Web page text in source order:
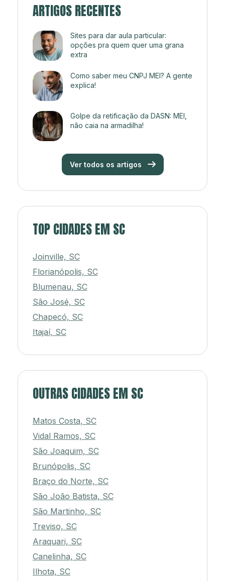
ARTIGOS RECENTES
Sites para dar aula particular:
opções pra quem quer uma grana
extra
Como saber meu CNPJ MEI? A gente
explica!
Golpe da retificação da DASN: MEI,
não caia na armadilha!
Ver todos os artigos
TOP CIDADES EM SC
Joinville, SC
Florianópolis, SC
Blumenau, SC
São José, SC
Chapecó, SC
Itajaí, SC
OUTRAS CIDADES EM SC
Matos Costa, SC
Vidal Ramos, SC
São Joaquim, SC
Brunópolis, SC
Braço do Norte, SC
São João Batista, SC
São Martinho, SC
Treviso, SC
Araquari, SC
Canelinha, SC
Ilhota, SC